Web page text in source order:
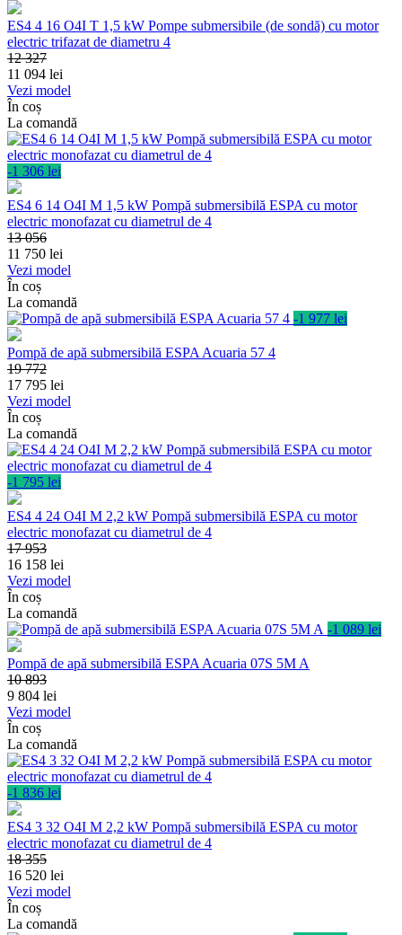
ES4 4 16 O4I T 1,5 kW Pompe submersibile (de sondă) cu motor
electric trifazat de diametru 4
12 327
11 094 lei
Vezi model
În coș
La comandă
-1 306 lei
ES4 6 14 O4I M 1,5 kW Pompă submersibilă ESPA cu motor
electric monofazat cu diametrul de 4
13 056
11 750 lei
Vezi model
În coș
La comandă
-1 977 lei
Pompă de apă submersibilă ESPA Acuaria 57 4
19 772
17 795 lei
Vezi model
În coș
La comandă
-1 795 lei
ES4 4 24 O4I M 2,2 kW Pompă submersibilă ESPA cu motor
electric monofazat cu diametrul de 4
17 953
16 158 lei
Vezi model
În coș
La comandă
-1 089 lei
Pompă de apă submersibilă ESPA Acuaria 07S 5M A
10 893
9 804 lei
Vezi model
În coș
La comandă
-1 836 lei
ES4 3 32 O4I M 2,2 kW Pompă submersibilă ESPA cu motor
electric monofazat cu diametrul de 4
18 355
16 520 lei
Vezi model
În coș
La comandă